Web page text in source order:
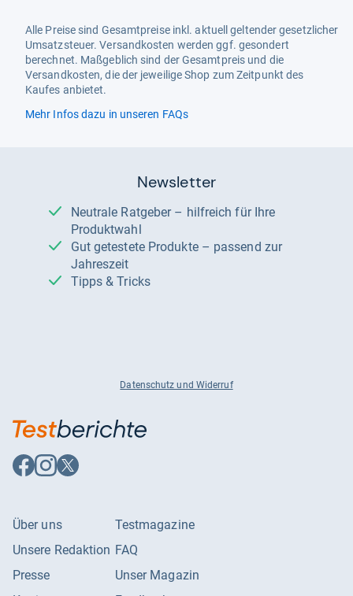
Alle Preise sind Gesamtpreise inkl. aktuell geltender gesetzlicher
Umsatzsteuer. Versandkosten werden ggf. gesondert
berechnet. Maßgeblich sind der Gesamtpreis und die
Versandkosten, die der jeweilige Shop zum Zeitpunkt des
Kaufes anbietet.
Mehr Infos dazu in unseren FAQs
Newsletter
Neutrale Ratgeber – hilfreich für Ihre
Produktwahl
Gut getestete Produkte – passend zur
Jahreszeit
Tipps & Tricks
Datenschutz und Widerruf
Auf
Facebook
Auf
Instagram
Auf
X
Über uns
Unsere Redaktion
Presse
Testmagazine
FAQ
Unser Magazin